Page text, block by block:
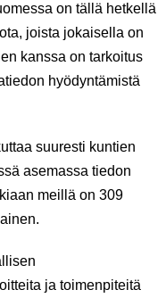
on tällä hetkellä
joista jokaisella on
kanssa on tarkoitus
hyödyntämistä
suuresti kuntien
asemassa tiedon
meillä on 309
ja toimenpiteitä